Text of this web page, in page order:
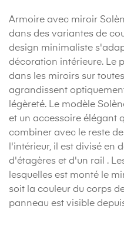
Armoire avec miroir
dans des variantes de
design minimaliste
décoration intérieure. Le
dans les miroirs sur
agrandissent
légèreté. Le modèle
et un accessoire élégant
combiner avec le reste
l'intérieur, il est divisé en
d'étagères et d'un rail .
lesquelles est monté le
soit la couleur du corps
panneau est visible